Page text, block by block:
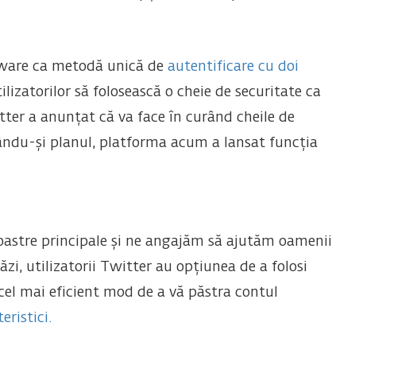
ca metodă unică deautentificare cu doi
să folosească o cheie de securitate ca
a anunțat că va face în curând cheile de
și planul, platforma acum a lansat funcția
principale și ne angajăm să ajutăm oamenii
utilizatorii Twitter au opțiunea de a folosi
mai eficient mod de a vă păstra contul